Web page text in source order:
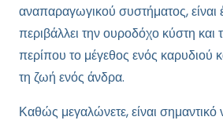
αναπαραγωγικού συστήματος,
περιβάλλει την ουροδόχο κύστη και
περίπου το μέγεθος ενός καρυδιού
τη ζωή ενός άνδρα.
Καθώς μεγαλώνετε, είναι σημαντικό